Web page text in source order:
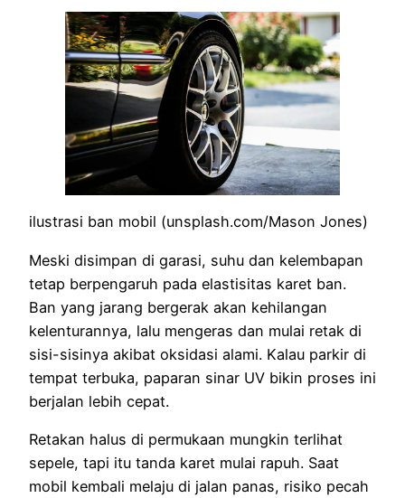
ilustrasi ban mobil (unsplash.com/Mason Jones)
Meski disimpan di garasi, suhu dan kelembapan
tetap berpengaruh pada elastisitas karet ban.
Ban yang jarang bergerak akan kehilangan
kelenturannya, lalu mengeras dan mulai retak di
sisi-sisinya akibat oksidasi alami. Kalau parkir di
tempat terbuka, paparan sinar UV bikin proses ini
berjalan lebih cepat.
Retakan halus di permukaan mungkin terlihat
sepele, tapi itu tanda karet mulai rapuh. Saat
mobil kembali melaju di jalan panas, risiko pecah